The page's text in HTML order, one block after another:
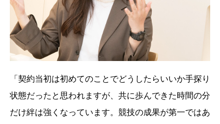
「契約当初は初めてのことでどうしたらいいか手探り
状態だったと思われますが、共に歩んできた時間の分
だけ絆は強くなっています。競技の成果が第一ではあ